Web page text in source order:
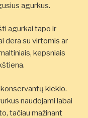
agurkus.
agurkai tapo ir
dera su virtomis ar
kepsniais
kiekio.
naudojami labai
tačiau mažinant